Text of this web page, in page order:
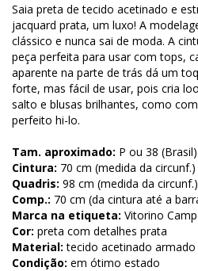
Saia preta de tecido acetinado e
jacquard prata, um luxo! A
clássico e nunca sai de moda. A
peça perfeita para usar com tops,
aparente na parte de trás dá um
forte, mas fácil de usar, pois cria
salto e blusas brilhantes, como
perfeito hi-lo.
Tam. aproximado: P ou 38 (Brasil)
Cintura: 70 cm (medida da circunf.)
Quadris: 98 cm (medida da circunf.)
Comp.: 70 cm (da cintura até a
Marca na etiqueta: Vitorino
Cor: preta com detalhes prata
Material: tecido acetinado
Condição: em ótimo estado